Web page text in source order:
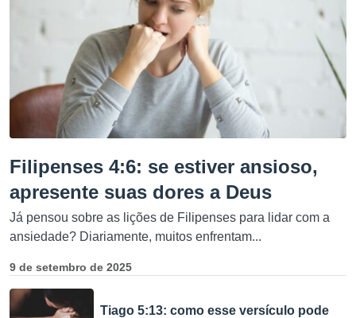
Filipenses 4:6: se estiver ansioso,
apresente suas dores a Deus
Já pensou sobre as lições de Filipenses para lidar com a
ansiedade? Diariamente, muitos enfrentam...
9 de setembro de 2025
Tiago 5:13: como esse versículo pode